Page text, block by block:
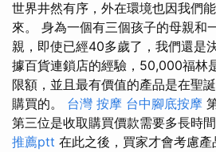
世界井然有序，外在環境也因我們
來。 身為一個有三個孩子的母親和
親，即使已經40多歲了，我們還是
據百貨連鎖店的經驗，50,000福林
限額，並且最有價值的產品是在聖
購買的。 台灣 按摩 台中腳底按摩
第三位是收取購買價款需要多長時間
推薦ptt 在此之後，買家才會考慮產